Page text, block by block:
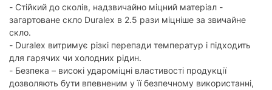
- Стійкий до сколів, надзвичайно міцний матеріал -
загартоване скло Duralex в 2.5 рази міцніше за звичайне
скло.
- Duralex витримує різкі перепади температур і підходить
для гарячих чи холодних рідин.
- Безпека – високі удароміцні властивості продукції
дозволяють бути впевненим у її безпечному використанні,